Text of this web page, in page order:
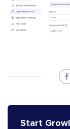
Start